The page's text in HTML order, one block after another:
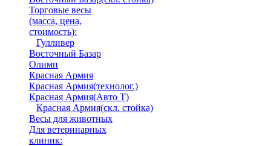
Торговые весы
(масса, цена,
стоимость):
Гулливер
Восточный Базар
Олимп
Красная Армия
Красная Армия(технолог.)
Красная Армия(Авто Т)
Красная Армия(скл. стойка)
Весы для животных
Для ветеринарных
клиник: